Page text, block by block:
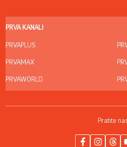
PRVA KANALI
PRVAPLUS
PRVAMAX
PRVAWORLD
Pratite